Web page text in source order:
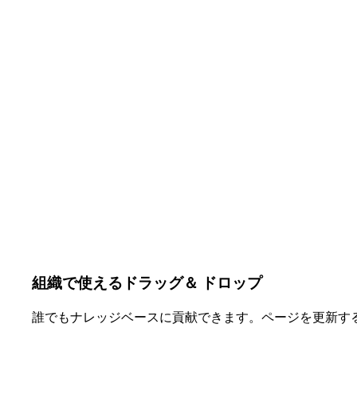
組織で使えるドラッグ＆ ドロップ
誰でもナレッジベースに貢献できます。ページを更新